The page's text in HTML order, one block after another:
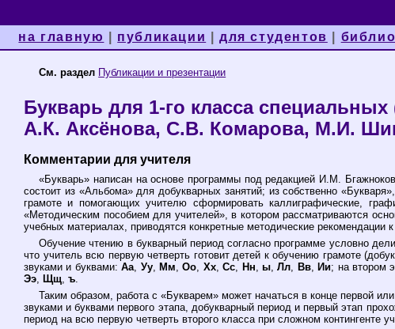
на главную публикации |для студентов
См. раздел Публикации и презентации
Букварь для 1-го класса
А.К. Аксёнова, С.В. Комарова, М.И.
Комментарии для учителя
«Букварь» написан на основе программы под редакцией И.М.
состоит из «Альбома» для добукварных занятий; из собственно
грамоте и помогающих учителю сформировать каллиграфические,
«Методическим пособием для учителей», в котором рассматриваются
учебных материалах, приводятся конкретные методические рекомендации
Обучение чтению в букварный период согласно программе условно
что учитель всю первую четверть готовит детей к обучению грамоте
звуками и буквами:Аа, Уу, Мм,Оо, Хх,Сс, Нн,ы,Лл, Вв, Ии; на втором
Ээ, Щщ, ъ.
Таким образом, работа с «Букварем» может начаться в конце первой
звуками и буквами первого этапа, добукварный период и первый этап
период на всю первую четверть второго класса при сложном контингенте